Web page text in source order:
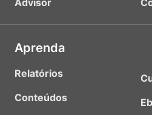
Advisor
Aprenda
Relatórios
Conteúdos